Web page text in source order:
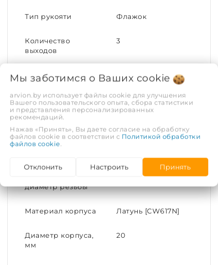
Тип рукояти Флажок
Количество
выходов
3
Конструктивное
G¾хG½ (НР)
Материал Латунь
Максимальная
температура
120
диаметр резьбы
Материал корпуса Латунь [CW617N]
Диаметр корпуса,
мм
20
Мы заботимся о Ваших cookie
arvion.by использует файлы cookie для улучшения
Вашего пользовательского опыта, сбора статистики
и представления персонализированных
рекомендаций.
Нажав «Принять», Вы даете согласие на обработку
файлов cookie в соответствии с Политикой обработки
файлов cookie.
Отклонить Настроить Принять